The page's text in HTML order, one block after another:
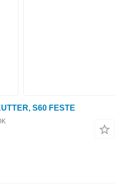
S60 FESTE